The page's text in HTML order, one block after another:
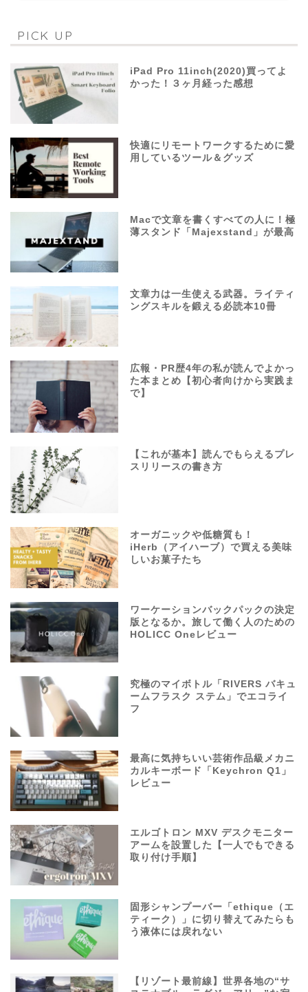
PICK UP
iPad Pro 11inch(2020)買ってよ
かった！３ヶ月経った感想
快適にリモートワークするために愛
用しているツール＆グッズ
Macで文章を書くすべての人に！極
薄スタンド「Majexstand」が最高
文章力は一生使える武器。ライティ
ングスキルを鍛える必読本10冊
広報・PR歴4年の私が読んでよかっ
た本まとめ【初心者向けから実践ま
で】
【これが基本】読んでもらえるプレ
スリリースの書き方
オーガニックや低糖質も！
iHerb（アイハーブ）で買える美味
しいお菓子たち
ワーケーションバックパックの決定
版となるか。旅して働く人のための
HOLICC Oneレビュー
究極のマイボトル「RIVERS バキュ
ームフラスク ステム」でエコライ
フ
最高に気持ちいい芸術作品級メカニ
カルキーボード「Keychron Q1」
レビュー
エルゴトロン MXV デスクモニター
アームを設置した【一人でもできる
取り付け手順】
固形シャンプーバー「ethique（エ
ティーク）」に切り替えてみたらも
う液体には戻れない
【リゾート最前線】世界各地の“サ